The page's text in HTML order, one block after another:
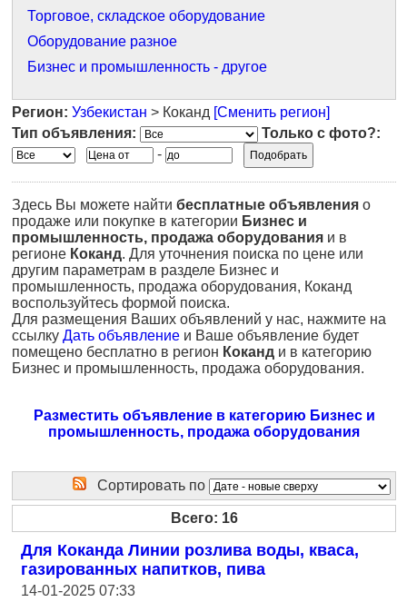
Торговое, складское оборудование
Оборудование разное
Бизнес и промышленность - другое
Регион: Узбекистан > Коканд [Сменить регион]
Тип объявления:
Только с фото?:
-
Здесь Вы можете найти бесплатные объявления о
продаже или покупке в категории Бизнес и
промышленность, продажа оборудования и в
регионе Коканд. Для уточнения поиска по цене или
другим параметрам в разделе Бизнес и
промышленность, продажа оборудования, Коканд
воспользуйтесь формой поиска.
Для размещения Ваших объявлений у нас, нажмите на
ссылку Дать объявление и Ваше объявление будет
помещено бесплатно в регион Коканд и в категорию
Бизнес и промышленность, продажа оборудования.
Разместить объявление в категорию Бизнес и
промышленность, продажа оборудования
Сортировать по
Всего: 16
Для Коканда Линии розлива воды, кваса,
газированных напитков, пива
14-01-2025 07:33